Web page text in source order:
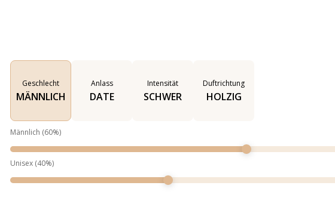
Geschlecht
MÄNNLICH
Anlass
DATE
Intensität
SCHWER
Duftrichtung
HOLZIG
Männlich (60%)
Unisex (40%)